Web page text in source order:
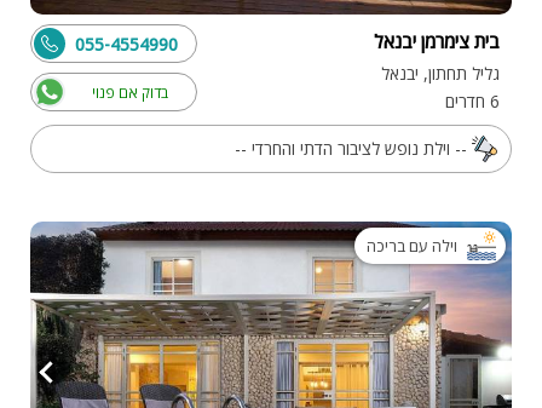
בית צימרמן יבנאל
גליל תחתון, יבנאל
6 חדרים
בדוק אם פנוי
055-4554990
-- וילת נופש לציבור הדתי והחרדי --
וילה עם בריכה